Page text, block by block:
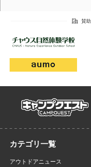
campquest
アウトドアニュース